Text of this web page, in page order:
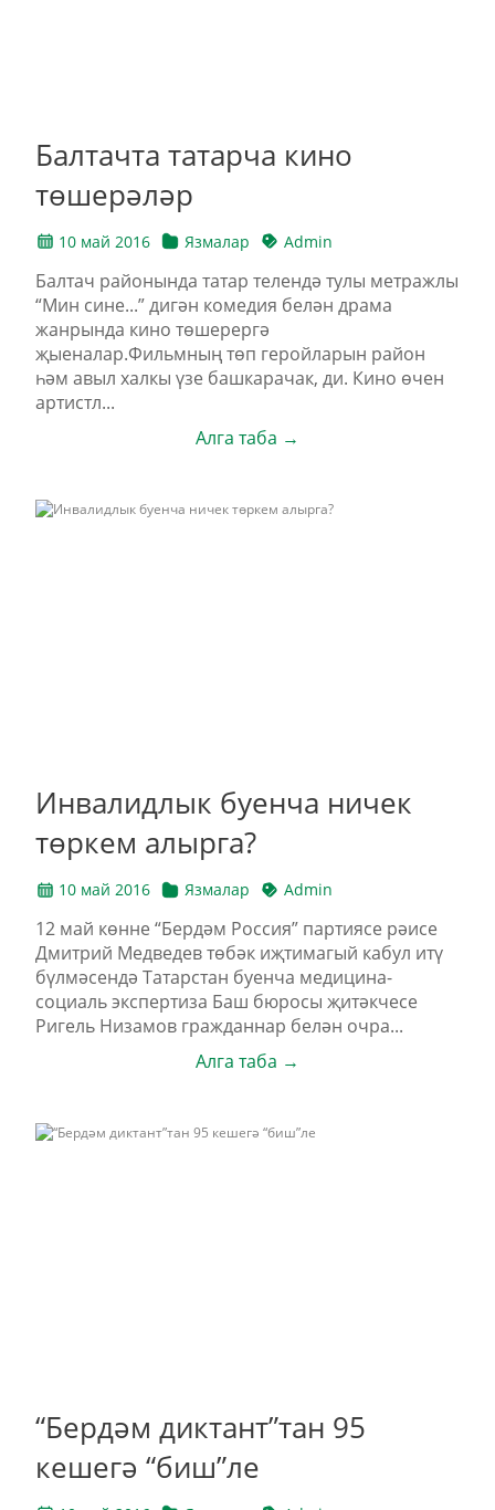
Балтачта татарча кино
төшерәләр
10 май 2016 Язмалар Admin
Балтач районында татар телендә тулы метражлы
“Мин сине...” дигән комедия белән драма
жанрында кино төшерергә
җыеналар.Фильмның төп геройларын район
һәм авыл халкы үзе башкарачак, ди. Кино өчен
артистл...
Алга таба →
Инвалидлык буенча ничек
төркем алырга?
10 май 2016 Язмалар Admin
12 май көнне “Бердәм Россия” партиясе рәисе
Дмитрий Медведев төбәк иҗтимагый кабул итү
бүлмәсендә Татарстан буенча медицина-
социаль экспертиза Баш бюросы җитәкчесе
Ригель Низамов гражданнар белән очра...
Алга таба →
“Бердәм диктант”тан 95
кешегә “биш”ле